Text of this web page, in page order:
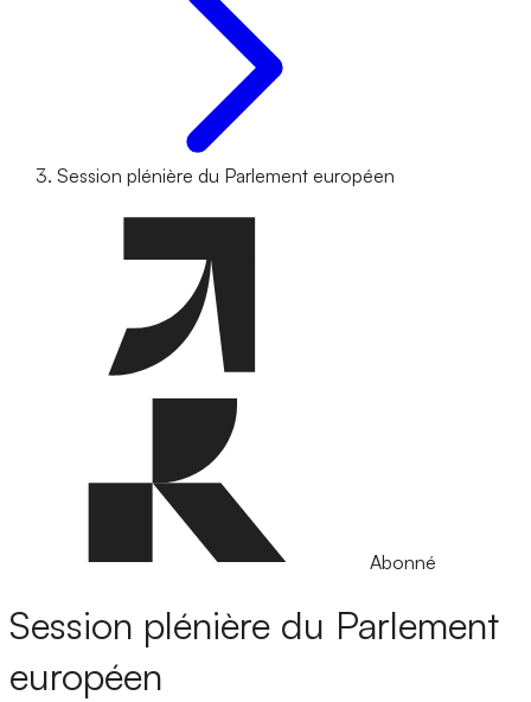
Session plénière du Parlement européen
Abonné
Session plénière du Parlement
européen